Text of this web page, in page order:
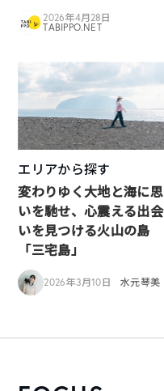
2026年4月28日
TABIPPO.NET
エリアから探す
変わりゆく大地と海に思
いを馳せ、心震える出会
いを見つける火山の島
「三宅島」
2026年3月10日 水元琴美